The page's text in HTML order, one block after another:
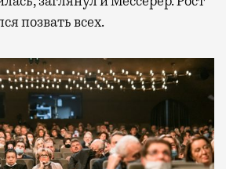
позвать всех.